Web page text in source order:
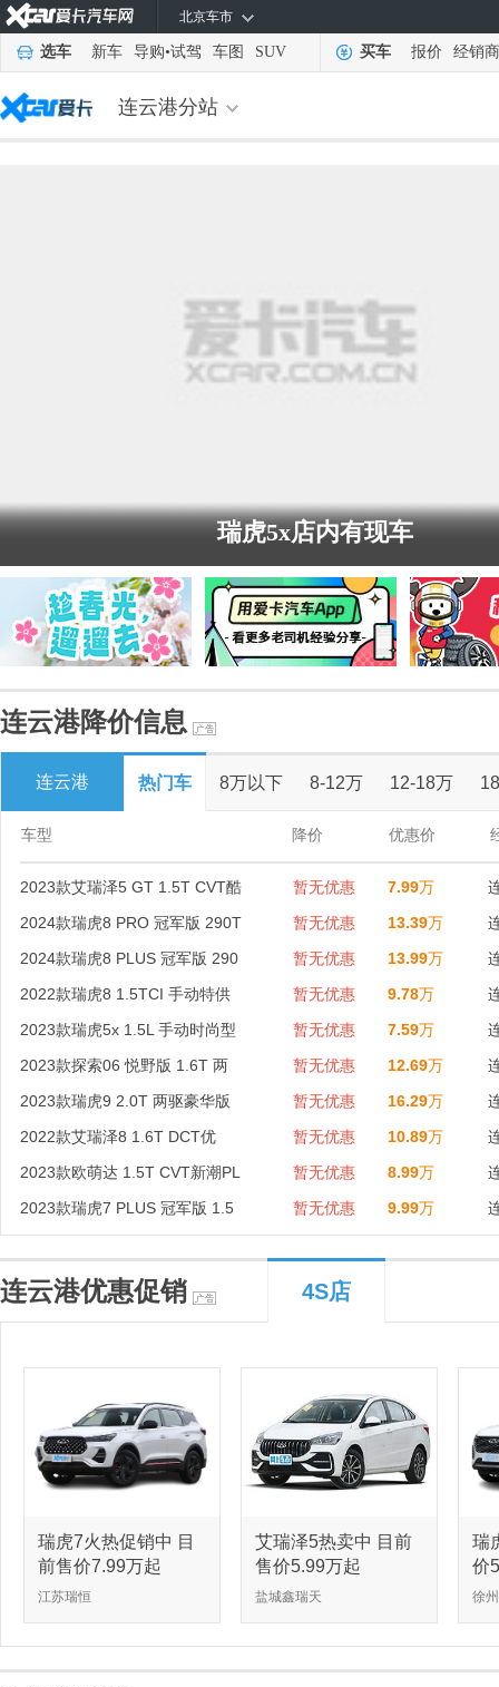
北京车市
选车 新车 导购•试驾 车图 SUV 买车 报价 经销商
连云港分站
瑞虎5x店内有现车
连云港降价信息
连云港 热门车 8万以下 8-12万 12-18万
车型 降价 优惠价
2023款艾瑞泽5 GT 1.5T CVT酷 暂无优惠 7.99万
2024款瑞虎8 PRO 冠军版 290T
暂无优惠 13.39万
2024款瑞虎8 PLUS 冠军版 290
暂无优惠 13.99万
2022款瑞虎8 1.5TCI 手动特供
暂无优惠 9.78万
2023款瑞虎5x 1.5L 手动时尚型
暂无优惠 7.59万
2023款探索06 悦野版 1.6T 两
暂无优惠 12.69万
2023款瑞虎9 2.0T 两驱豪华版
暂无优惠 16.29万
2022款艾瑞泽8 1.6T DCT优
暂无优惠 10.89万
2023款欧萌达 1.5T CVT新潮PL
暂无优惠 8.99万
2023款瑞虎7 PLUS 冠军版 1.5
暂无优惠 9.99万
连云港优惠促销 4S店
瑞虎7火热促销中 目
前售价7.99万起
江苏瑞恒
艾瑞泽5热卖中 目前
售价5.99万起
盐城鑫瑞天
瑞
价
徐